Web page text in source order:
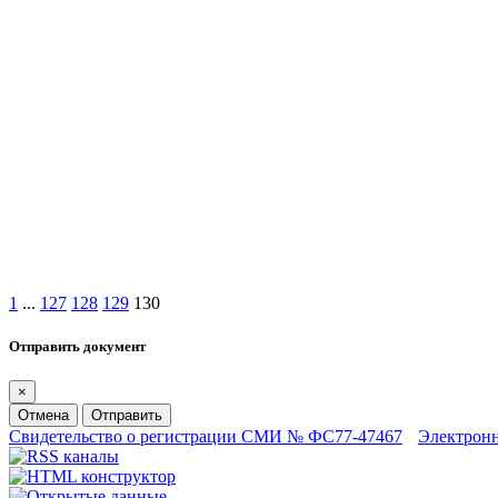
1 ... 127 128 129 130
Отправить документ
×
Отмена
Отправить
Свидетельство о регистрации СМИ № ФС77-47467